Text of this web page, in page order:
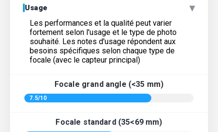
Usage ▾
Les performances et la qualité peut varier
fortement selon l'usage et le type de photo
souhaité. Les notes d'usage répondent aux
besoins spécifiques selon chaque type de
focale (avec le capteur principal)
Focale grand angle (<35 mm)
7.5/10
Focale standard (35<69 mm)